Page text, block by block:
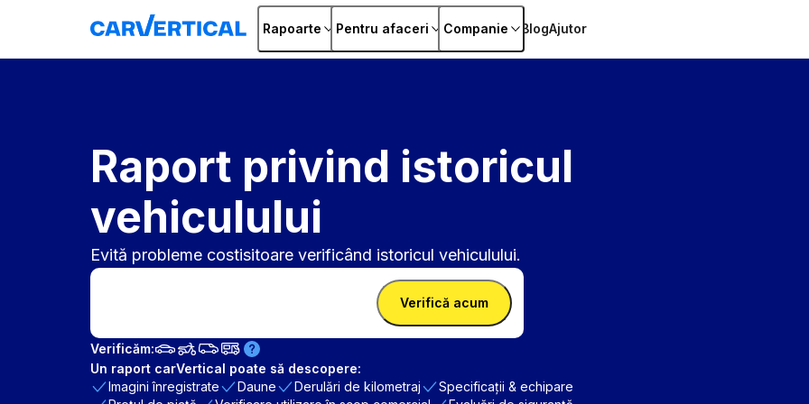
Rapoarte Pentru afaceri Companie BlogAjutor
Raport privind istoricul
vehiculului
Evită probleme costisitoare verificând istoricul vehiculului.
Introdu VIN
Introdu VIN
Verifică acum
Verificăm:
Un raport carVertical poate să descopere:
Imagini înregistrate
Daune Derulări de kilometraj
Specificații & echipare